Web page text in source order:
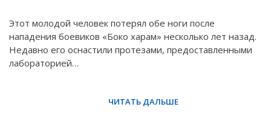
Этот молодой человек потерял обе ноги после
нападения боевиков «Боко харам» несколько лет назад.
Недавно его оснастили протезами, предоставленными
лабораторией…